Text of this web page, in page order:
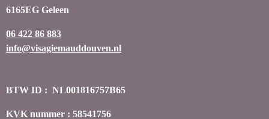
6165EG Geleen
06 422 86 883
info@visagiemauddouven.nl
BTW ID : NL001816757B65
KVK nummer : 58541756